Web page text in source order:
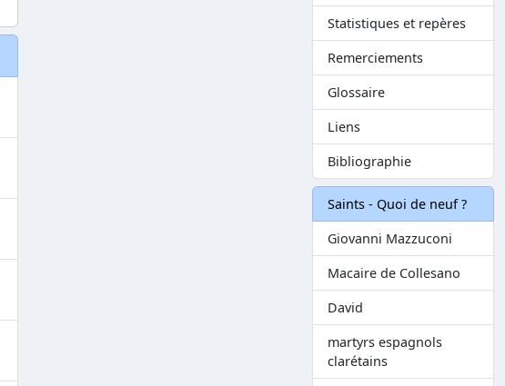
Statistiques et repères
Remerciements
Glossaire
Liens
Bibliographie
Saints - Quoi de neuf ?
Giovanni Mazzuconi
Macaire de Collesano
David
martyrs espagnols
clarétains